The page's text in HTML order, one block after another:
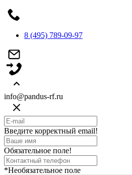
8 (495) 789-09-97
info@pandus-rf.ru
Введите корректный email!
Обязательное поле!
*Необязательное поле